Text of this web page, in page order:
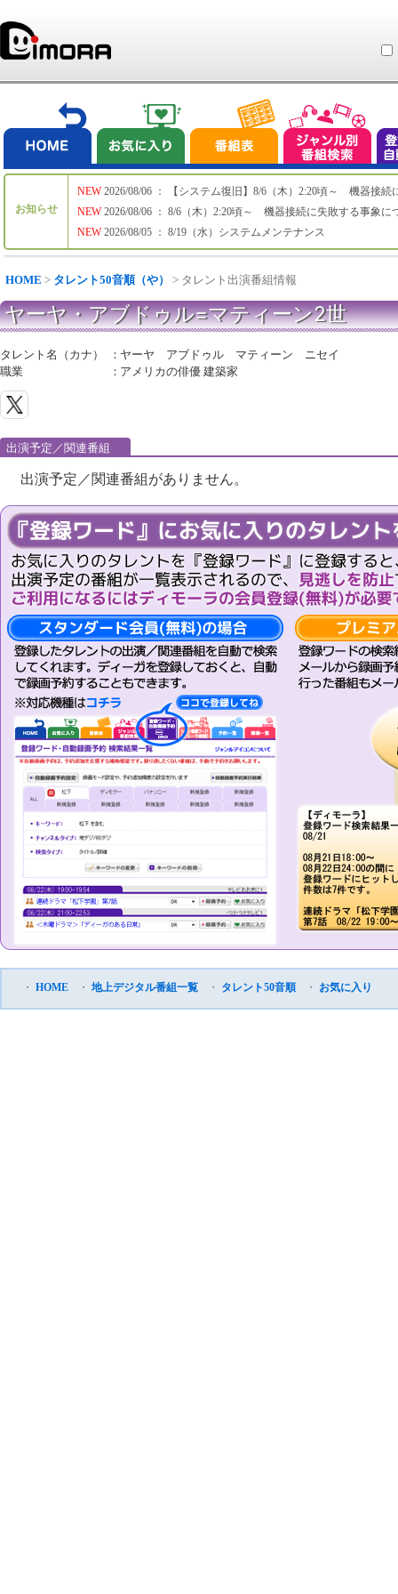
お知らせ
NEW
NEW
NEW
2026/08/06 ： 【システム復旧】8/6（木）2:20頃～ 機器接続
2026/08/06 ： 8/6（木）2:20頃～ 機器接続に失敗する事象に
2026/08/05 ： 8/19（水）システムメンテナンス
HOME > タレント50音順（や） > タレント出演番組情報
ヤーヤ・アブドゥル=マティーン2世
タレント名（カナ） ： ヤーヤ アブドゥル マティーン ニセイ
職業
： アメリカの俳優 建築家
出演予定／関連番組
出演予定／関連番組がありません。
・ HOME ・ 地上デジタル番組一覧 ・ タレント50音順 ・ お気に入り